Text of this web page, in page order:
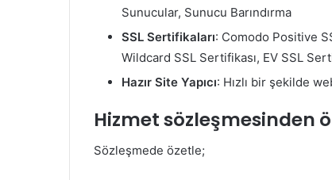
Sunucular, Sunucu Barındırma
SSL Sertifikaları: Comodo Positive
Wildcard SSL Sertifikası, EV SSL
Hazır Site Yapıcı: Hızlı bir şekilde
Hizmet sözleşmesinden
Sözleşmede özetle;